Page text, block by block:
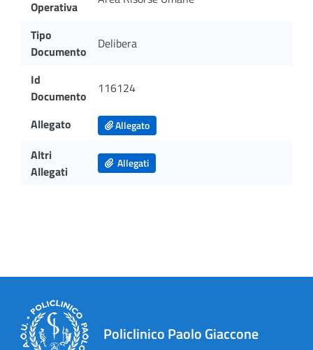
Operativa
Tipo
Documento
Delibera
Id
Documento
116124
Allegato Allegato
Altri
Allegati
Allegati
Policlinico Paolo Giaccone